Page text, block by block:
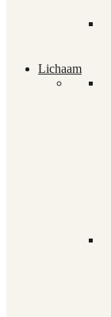
Lichaam